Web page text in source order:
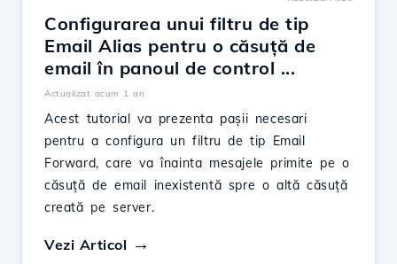
Configurarea unui filtru de tip
Email Alias pentru o căsuță de
email în panoul de control ...
Actualizat acum 1 an
Acest tutorial va prezenta pașii necesari
pentru a configura un filtru de tip Email
Forward, care va înainta mesajele primite pe o
căsuță de email inexistentă spre o altă căsuță
creată pe server.
Vezi Articol